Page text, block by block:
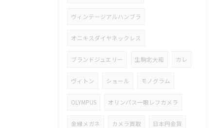
ヴィンテージアルハンブラ
オニキスダイヤネックレス
ブランドジュエリー 生駒北大和 カレ
ヴィトン ショール モノグラム
OLYMPUS オリンパス一眼レフカメラ
金縁メガネ カメラ買取 日本円金貨